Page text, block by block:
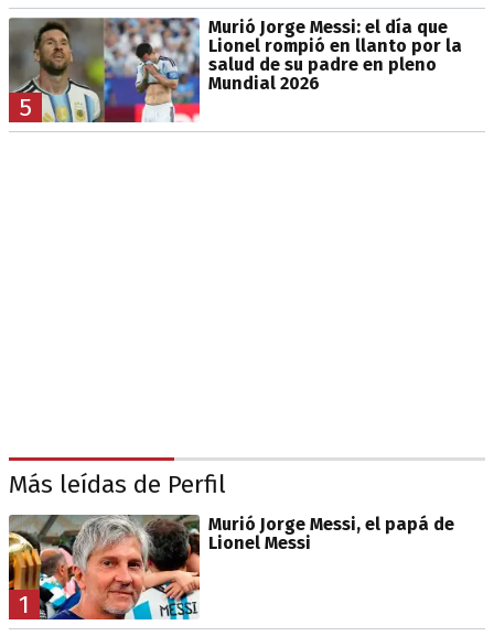
5
Murió Jorge Messi: el día que
Lionel rompió en llanto por la
salud de su padre en pleno
Mundial 2026
Más leídas de Perfil
1
Murió Jorge Messi, el papá de
Lionel Messi